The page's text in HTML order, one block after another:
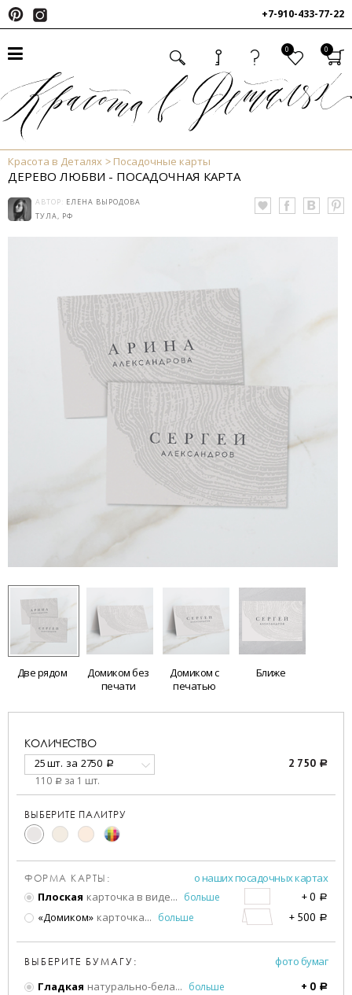
+7-910-433-77-22
0 0
Красота в Деталях Посадочные карты
ДЕРЕВО ЛЮБВИ - ПОСАДОЧНАЯ КАРТА
АВТОР: ЕЛЕНА ВЫРОДОВА
ТУЛА, РФ
Две рядом
Домиком без
печати
Домиком с
печатью
Ближе
КОЛИЧЕСТВО
25 шт. за 2750 a
110 a за 1 шт.
2 750 a
ВЫБЕРИТЕ ПАЛИТРУ
ФОРМА КАРТЫ:
о наших посадочных картах
Плоская карточка в виде... больше + 0 a
«Домиком» карточка... больше + 500 a
ВЫБЕРИТЕ БУМАГУ:
фото бумаг
Гладкая натурально-бела... больше + 0 a